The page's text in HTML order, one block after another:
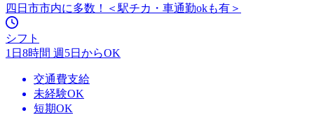
四日市市内に多数！＜駅チカ・車通勤okも有＞
シフト
1日8時間 週5日からOK
交通費支給
未経験OK
短期OK